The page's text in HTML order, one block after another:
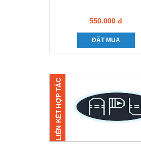
550.000 đ
ĐẶT MUA